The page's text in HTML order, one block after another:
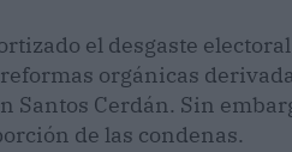
el desgaste
orgánicas
Santos Cerdán. Sin
de las condenas.